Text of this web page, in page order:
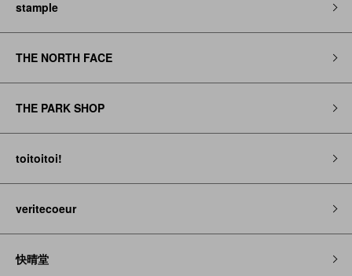
stample
THE NORTH FACE
THE PARK SHOP
toitoitoi!
veritecoeur
快晴堂